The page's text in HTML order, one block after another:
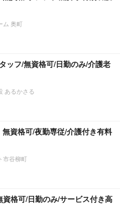
ム 奥町
ッフ/無資格可/日勤のみ/介護老
あるかさる
無資格可/夜勤専従/介護付き有料
市谷柳町
資格可/日勤のみ/サービス付き高